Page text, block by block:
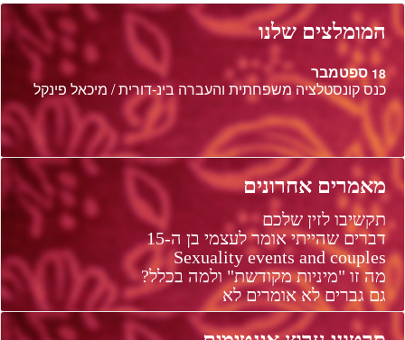
המומלצים שלנו
ספטמבר 18
כנס קונסטלציה משפחתית והעברה בינ-דורית / מיכאל פינקל
מאמרים אחרונים
תקשיבו לזין שלכם
דברים שהייתי אומר לעצמי בן ה-15
Sexuality events and couples
מה זו "מיניות מקודשת" ולמה בכלל?
גם גברים לא אומרים לא